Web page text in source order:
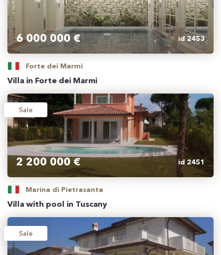
6 000 000 € id 2453
Forte dei Marmi
Villa in Forte dei Marmi
Sale
2 200 000 € id 2451
Marina di Pietrasanta
Villa with pool in Tuscany
Sale